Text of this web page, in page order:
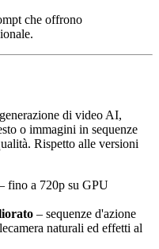
che offrono
di video AI,
o immagini in sequenze
Rispetto alle versioni
fino a 720p su GPU
– sequenze d'azione
naturali ed effetti al